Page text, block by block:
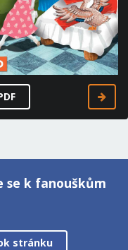
se k fanouškům
stránku